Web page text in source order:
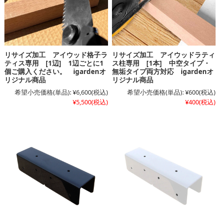
リサイズ加工 アイウッド格子ラ
ティス専用 [1辺] 1辺ごとに1
個ご購入ください。 igardenオ
リジナル商品
希望小売価格(単品):¥6,600(税込)
¥5,500(税込)
リサイズ加工 アイウッドラティ
ス柱専用 [1本] 中空タイプ・
無垢タイプ両方対応 igardenオ
リジナル商品
希望小売価格(単品):¥600(税込)
¥400(税込)